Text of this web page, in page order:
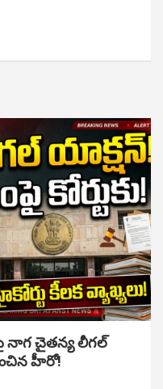
నాగ చైతన్య లీగల్
హీరో!